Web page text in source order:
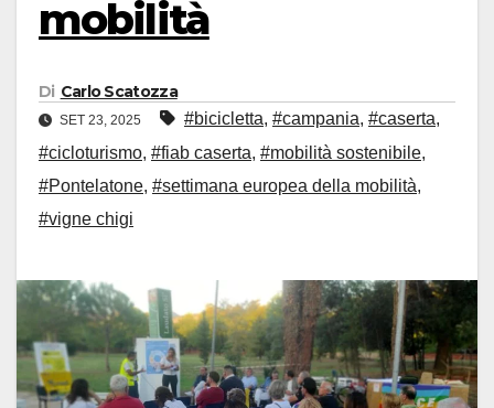
mobilità
Di Carlo Scatozza
SET 23, 2025 #bicicletta, #campania, #caserta,
#cicloturismo, #fiab caserta, #mobilità sostenibile,
#Pontelatone, #settimana europea della mobilità,
#vigne chigi